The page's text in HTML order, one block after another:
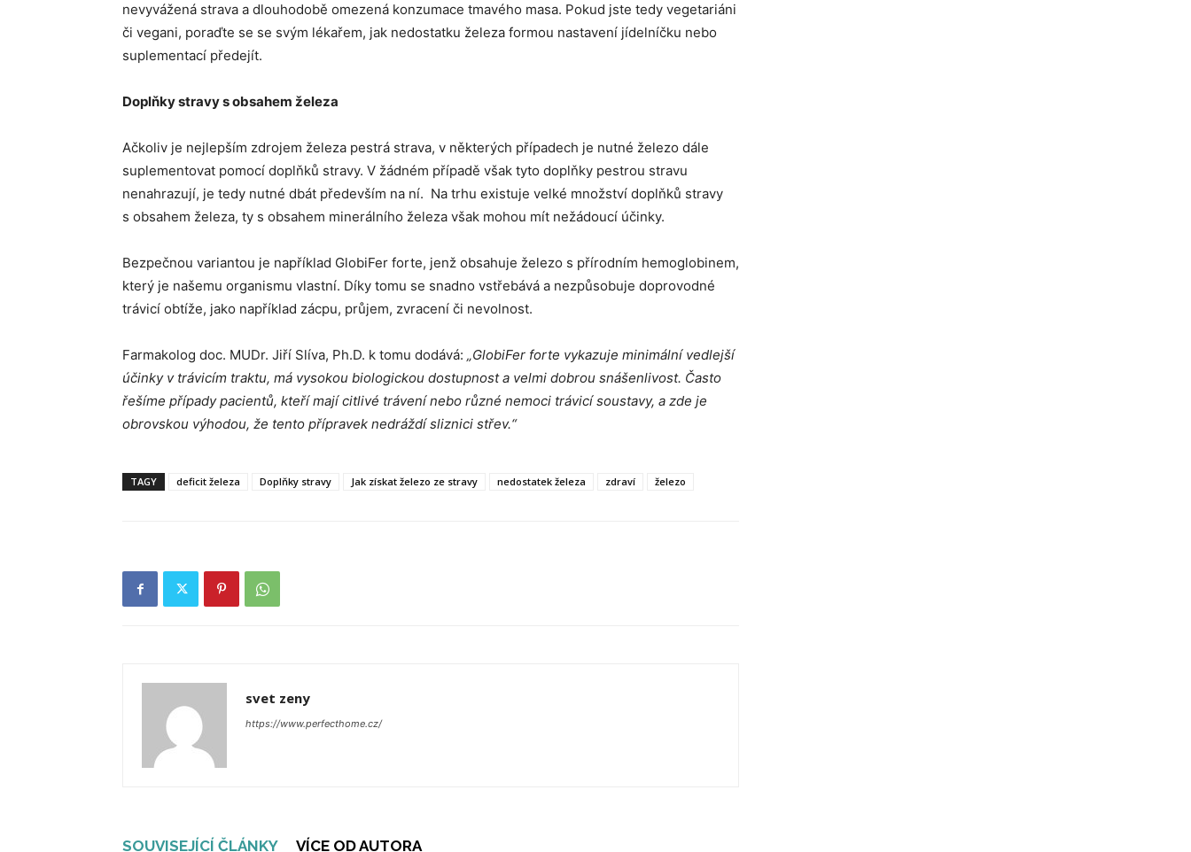
nevyvážená strava a dlouhodobě omezená konzumace tmavého masa. Pokud jste tedy vegetariáni
či vegani, poraďte se se svým lékařem, jak nedostatku železa formou nastavení jídelníčku nebo
suplementací předejít.
Doplňky stravy s obsahem železa
Ačkoliv je nejlepším zdrojem železa pestrá strava, v některých případech je nutné železo dále
suplementovat pomocí doplňků stravy. V žádném případě však tyto doplňky pestrou stravu
nenahrazují, je tedy nutné dbát především na ní. Na trhu existuje velké množství doplňků stravy
s obsahem železa, ty s obsahem minerálního železa však mohou mít nežádoucí účinky.
Bezpečnou variantou je například GlobiFer forte, jenž obsahuje železo s přírodním hemoglobinem,
který je našemu organismu vlastní. Díky tomu se snadno vstřebává a nezpůsobuje doprovodné
trávicí obtíže, jako například zácpu, průjem, zvracení či nevolnost.
Farmakolog doc. MUDr. Jiří Slíva, Ph.D. k tomu dodává: „GlobiFer forte vykazuje minimální vedlejší
účinky v trávicím traktu, má vysokou biologickou dostupnost a velmi dobrou snášenlivost. Často
řešíme případy pacientů, kteří mají citlivé trávení nebo různé nemoci trávicí soustavy, a zde je
obrovskou výhodou, že tento přípravek nedráždí sliznici střev.“
TAGY deficit železa Doplňky stravy Jak získat železo ze stravy nedostatek železa zdraví železo
svet zeny
https://www.perfecthome.cz/
SOUVISEJÍCÍ ČLÁNKY VÍCE OD AUTORA